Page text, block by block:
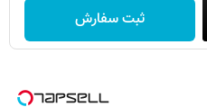
ثبت سفارش